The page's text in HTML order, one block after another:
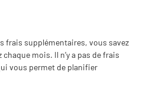
frais supplémentaires, vous savez
mois. Il n’y a pas de frais
vous permet de planifier